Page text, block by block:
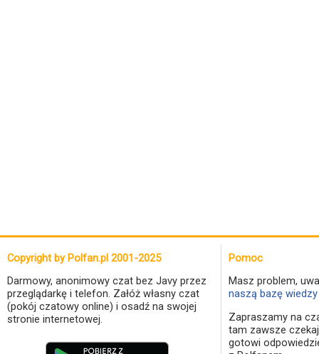
Copyright by Polfan.pl 2001-2025
Darmowy, anonimowy czat bez Javy przez
przeglądarkę i telefon. Załóż własny czat
(pokój czatowy online) i osadź na swojej
stronie internetowej.
Pomoc
Masz problem,
naszą bazę
Zapraszamy na
tam zawsze
gotowi